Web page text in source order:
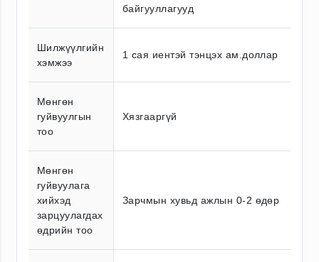
байгууллагууд
Шилжүүлгийн
хэмжээ
1 сая иентэй тэнцэх ам.доллар
Мөнгөн
гуйвуулгын
тоо
Хязгааргүй
Мөнгөн
гуйвуулага
хийхэд
зарцуулагдах
өдрийн тоо
Зарчмын хувьд ажлын 0-2 өдөр